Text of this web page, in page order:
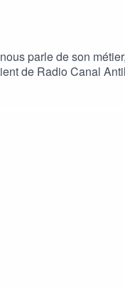
parle de son
de Radio Canal
en sorte que